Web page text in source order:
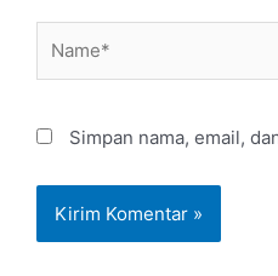
Simpan nama, email,